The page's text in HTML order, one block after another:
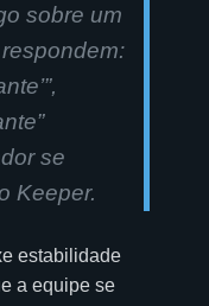
sobre um
se
Keeper.
estabilidade
a equipe se